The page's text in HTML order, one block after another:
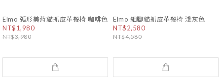
Elmo 弧形美背貓抓皮革餐椅 咖啡色
NT$1,980
NT$3,980
Elmo 細腳貓抓皮革餐椅 淺灰色
NT$2,580
NT$4,580